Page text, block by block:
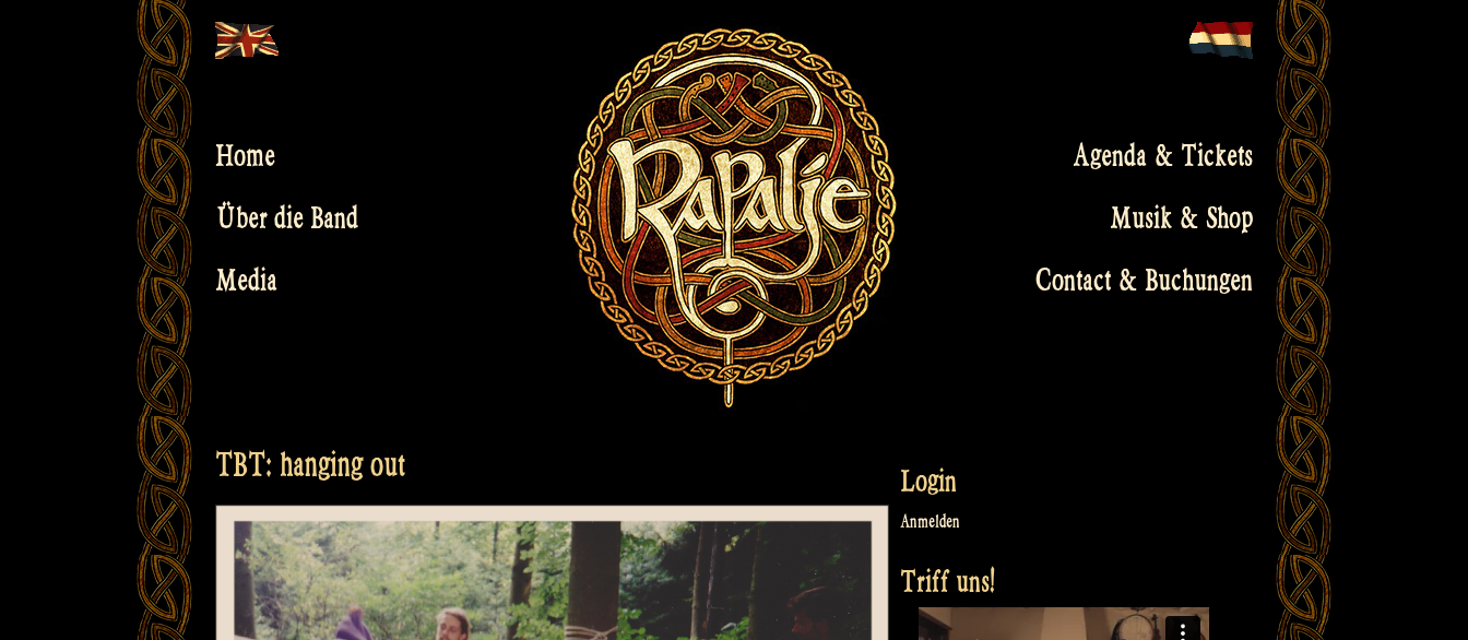
to
Home
Über die Band
Media
Agenda & Tickets
Musik & Shop
Contact & Buchungen
TBT: hanging out Login
Anmelden
Triff uns!